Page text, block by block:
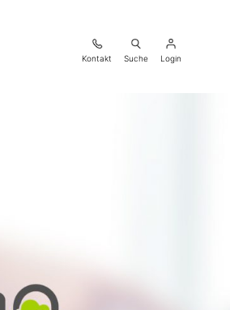
Kontakt Suche Login